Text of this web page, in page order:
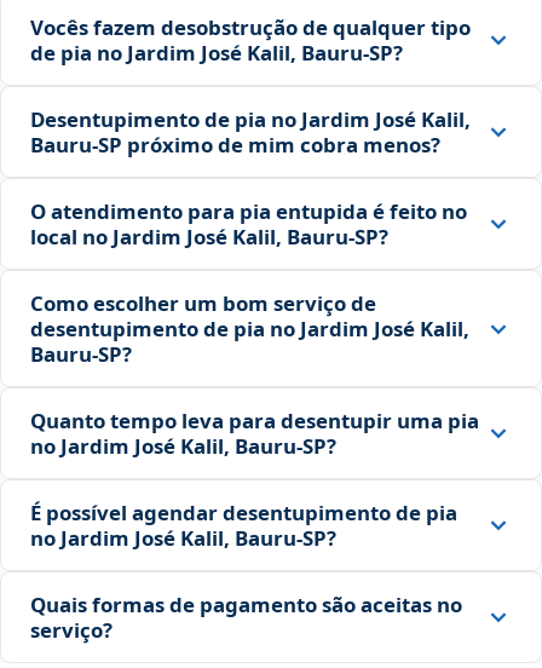
Vocês fazem desobstrução de qualquer tipo
de pia no Jardim José Kalil, Bauru‑SP?
Desentupimento de pia no Jardim José Kalil,
Bauru‑SP próximo de mim cobra menos?
O atendimento para pia entupida é feito no
local no Jardim José Kalil, Bauru‑SP?
Como escolher um bom serviço de
desentupimento de pia no Jardim José Kalil,
Bauru‑SP?
Quanto tempo leva para desentupir uma pia
no Jardim José Kalil, Bauru‑SP?
É possível agendar desentupimento de pia
no Jardim José Kalil, Bauru‑SP?
Quais formas de pagamento são aceitas no
serviço?